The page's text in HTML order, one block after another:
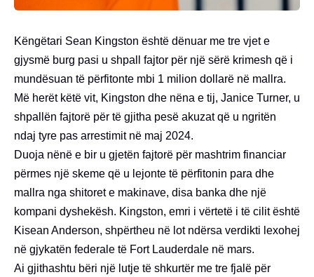
Këngëtari Sean Kingston është dënuar me tre vjet e
gjysmë burg pasi u shpall fajtor për një sërë krimesh që i
mundësuan të përfitonte mbi 1 milion dollarë në mallra.
Më herët këtë vit, Kingston dhe nëna e tij, Janice Turner, u
shpallën fajtorë për të gjitha pesë akuzat që u ngritën
ndaj tyre pas arrestimit në maj 2024.
Duoja nënë e bir u gjetën fajtorë për mashtrim financiar
përmes një skeme që u lejonte të përfitonin para dhe
mallra nga shitoret e makinave, disa banka dhe një
kompani dyshekësh. Kingston, emri i vërtetë i të cilit është
Kisean Anderson, shpërtheu në lot ndërsa verdikti lexohej
në gjykatën federale të Fort Lauderdale në mars.
Ai gjithashtu bëri një lutje të shkurtër me tre fjalë për